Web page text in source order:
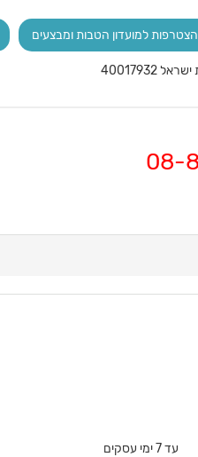
הצטרפות למועדון הטבות ומבצעים
עד 7 ימי עסקים